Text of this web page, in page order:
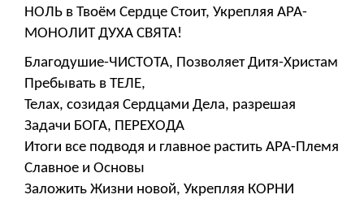
НОЛЬ в Твоём Сердце Стоит, Укрепляя АРА-
МОНОЛИТ ДУХА СВЯТА!
Благодушие-ЧИСТОТА, Позволяет Дитя-Христам
Пребывать в ТЕЛЕ,
Телах, созидая Сердцами Дела, разрешая
Задачи БОГА, ПЕРЕХОДА
Итоги все подводя и главное растить АРА-Племя
Славное и Основы
Заложить Жизни новой, Укрепляя КОРНИ